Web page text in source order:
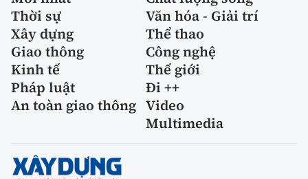
Thời sự
Văn hóa - Giải trí
Xây dựng
Thể thao
Giao thông
Công nghệ
Kinh tế
Thế giới
Pháp luật
Đi ++
An toàn giao thông Video
Multimedia